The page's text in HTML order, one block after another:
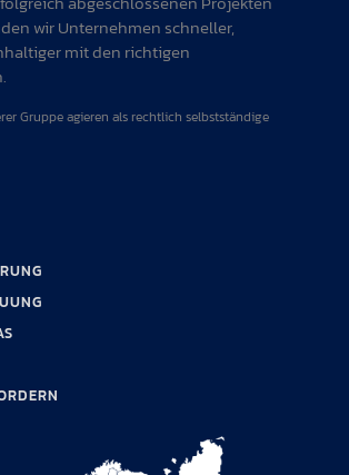
wir Unternehmen schneller,
mit den richtigen
Gruppe agieren als rechtlich selbstständige